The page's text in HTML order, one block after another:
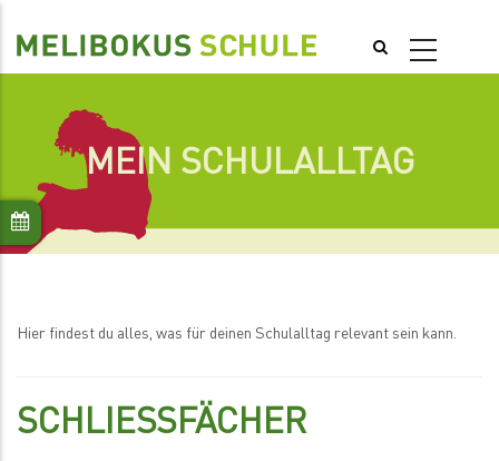
zum
MEIN SCHULALLTAG
Hier findest du alles, was für deinen Schulalltag relevant sein kann.
SCHLIESSFÄCHER